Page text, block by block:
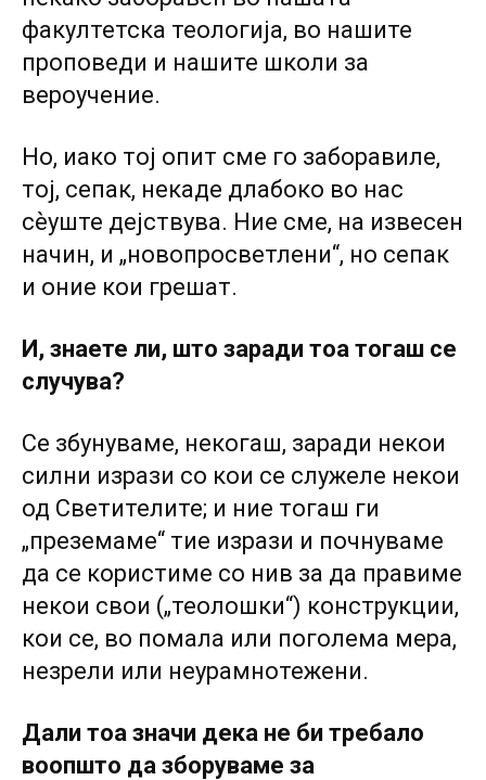
факултетска теологија, во нашите
проповеди и нашите школи за
вероучение.
Но, иако тој опит сме го заборавиле,
тој, сепак, некаде длабоко во нас
сѐуште дејствува. Ние сме, на извесен
начин, и „новопросветлени“, но сепак
и оние кои грешат.
И, знаете ли, што заради тоа тогаш се
случува?
Се збунуваме, некогаш, заради некои
силни изрази со кои се служеле некои
од Светителите; и ние тогаш ги
„преземаме“ тие изрази и почнуваме
да се користиме со нив за да правиме
некои свои („теолошки“) конструкции,
кои се, во помала или поголема мера,
незрели или неурамнотежени.
Дали тоа значи дека не би требало
воопшто да зборуваме за